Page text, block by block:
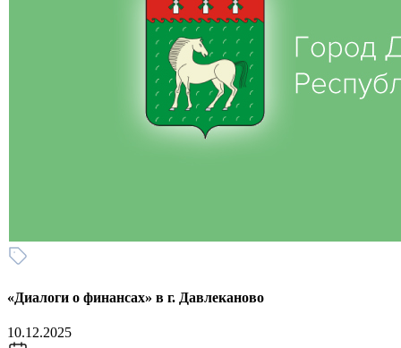
«Диалоги о финансах» в г. Давлеканово
10.12.2025